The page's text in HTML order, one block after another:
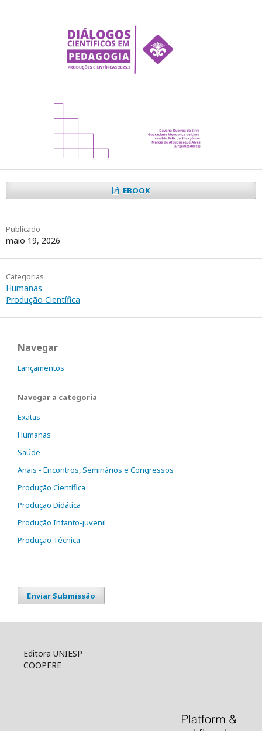
EBOOK
Publicado
maio 19, 2026
Categorias
Humanas
Produção Científica
Navegar
Lançamentos
Navegar a categoria
Exatas
Humanas
Saúde
Anais - Encontros, Seminários e Congressos
Produção Científica
Produção Didática
Produção Infanto-juvenil
Produção Técnica
Enviar Submissão
Editora UNIESP
COOPERE